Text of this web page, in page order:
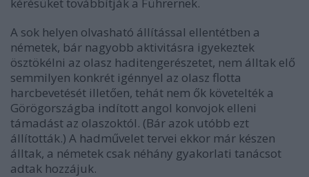
A sok helyen olvasható állítással ellentétben a
németek, bár nagyobb aktivitásra igyekeztek
ösztökélni az olasz haditengerészetet, nem álltak elő
semmilyen konkrét igénnyel az olasz flotta
harcbevetését illetően, tehát nem ők követelték a
Görögországba indított angol konvojok elleni
támadást az olaszoktól. (Bár azok utóbb ezt
állították.) A hadművelet tervei ekkor már készen
álltak, a németek csak néhány gyakorlati tanácsot
adtak hozzájuk.